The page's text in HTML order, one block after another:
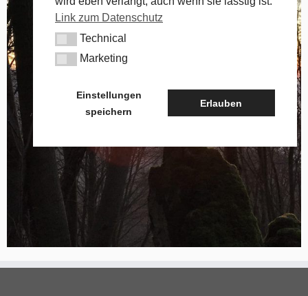
Link zum Datenschutz
TechnicalTechnical
MarketingMarketing
Einstellungen
speichern
Erlauben